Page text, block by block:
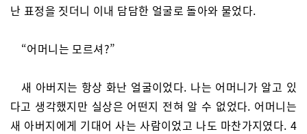
난 표정을 짓더니 이내 담담한 얼굴로 돌아와 물었다.
“어머니는 모르셔?”
새 아버지는 항상 화난 얼굴이었다. 나는 어머니가 알고 있
다고 생각했지만 실상은 어떤지 전혀 알 수 없었다. 어머니는
새 아버지에게 기대어 사는 사람이었고 나도 마찬가지였다. 4